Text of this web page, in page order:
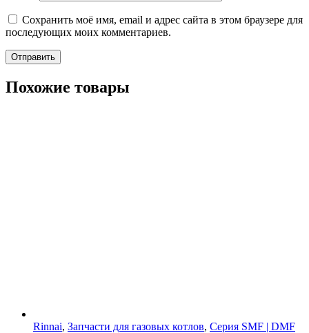
Сохранить моё имя, email и адрес сайта в этом браузере для
последующих моих комментариев.
Похожие товары
Rinnai, Запчасти для газовых котлов, Серия SMF | DMF